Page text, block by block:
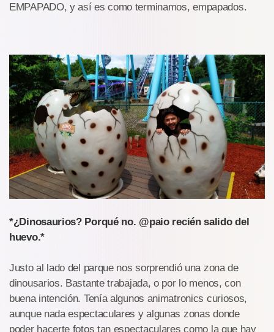
EMPAPADO, y así es como terminamos, empapados.
*¿Dinosaurios? Porqué no. @paio recién salido del
huevo.*
Justo al lado del parque nos sorprendió una zona de
dinousarios. Bastante trabajada, o por lo menos, con
buena intención. Tenía algunos animatronics curiosos,
aunque nada espectaculares y algunas zonas donde
poder hacerte fotos tan espectaculares como la que hay